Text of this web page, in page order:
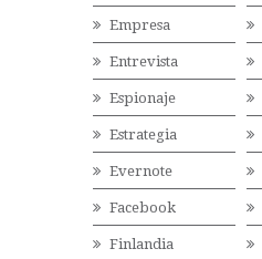
Empresa
Entrevista
Espionaje
Estrategia
Evernote
Facebook
Finlandia